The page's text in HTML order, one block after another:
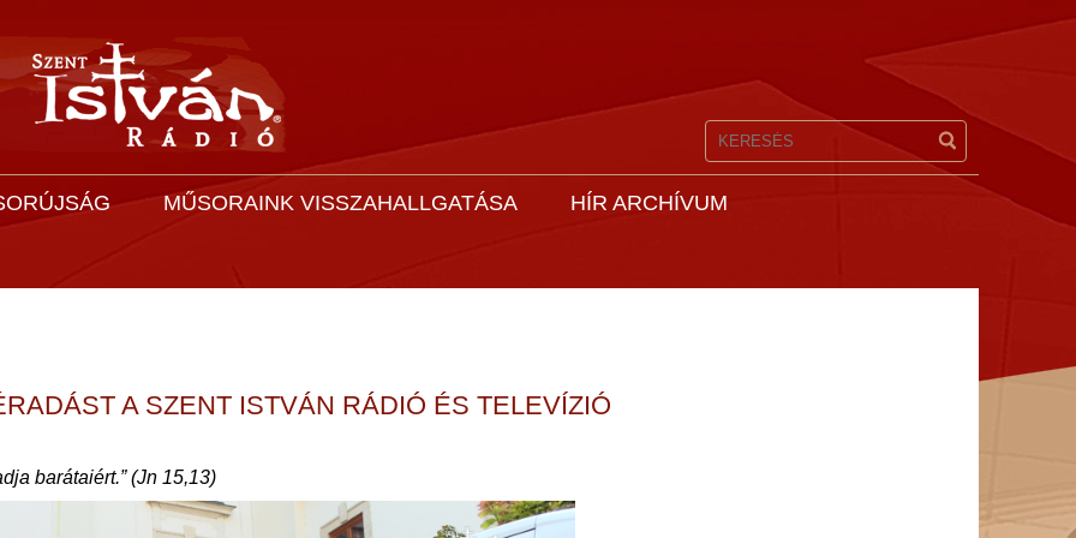
MŰSORAINK VISSZAHALLGATÁSA HÍR ARCHÍVUM
A SZENT ISTVÁN RÁDIÓ ÉS TELEVÍZIÓ
barátaiért.” (Jn 15,13)